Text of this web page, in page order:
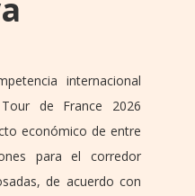
internacional
Tour de France 2026
económico de entre
para el corredor
de acuerdo con